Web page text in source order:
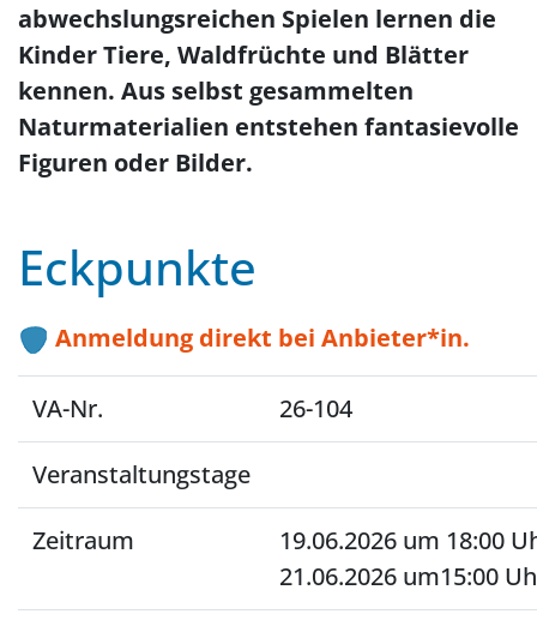
abwechslungsreichen Spielen lernen die
Kinder Tiere, Waldfrüchte und Blätter
kennen. Aus selbst gesammelten
Naturmaterialien entstehen fantasievolle
Figuren oder Bilder.
Eckpunkte
Anmeldung direkt bei Anbieter*in.
VA-Nr. 26-104
Veranstaltungstage
Zeitraum
19.06.2026 um 18:00
21.06.2026 um15:00